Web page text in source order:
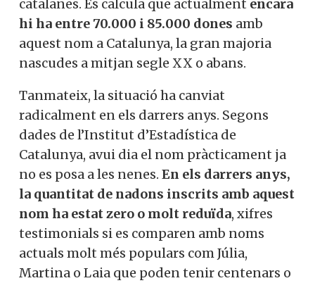
catalanes. Es calcula que actualment encara
hi ha entre 70.000 i 85.000 dones amb
aquest nom a Catalunya, la gran majoria
nascudes a mitjan segle XX o abans.
Tanmateix, la situació ha canviat
radicalment en els darrers anys. Segons
dades de l’Institut d’Estadística de
Catalunya, avui dia el nom pràcticament ja
no es posa a les nenes. En els darrers anys,
la quantitat de nadons inscrits amb aquest
nom ha estat zero o molt reduïda, xifres
testimonials si es comparen amb noms
actuals molt més populars com Júlia,
Martina o Laia que poden tenir centenars o